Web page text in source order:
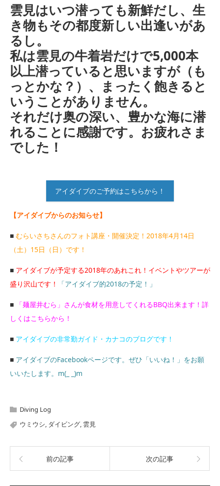
雲見はいつ潜っても新鮮だし、生
き物もその都度新しい出逢いがあ
るし。
私は雲見の牛着岩だけで5,000本
以上潜っていると思いますが（も
っとかな？）、まったく飽きると
いうことがありません。
それだけ奥の深い、豊かな海に潜
れることに感謝です。お疲れさま
でした！
アイダイブのご予約はこちらから！
【アイダイブからのお知らせ】
■ むらいさちさんのフォト講座・開催決定！2018年4月14日
（土）15日（日）です！
■ アイダイブが予定する2018年のあれこれ！イベントやツアーが
盛り沢山です！
「アイダイブ的2018の予定！」
■
「麺屋井むら」さんが食材を用意してくれるBBQ出来ます！詳
しくはこちらから！
■ アイダイブの非常勤ガイド・カナコのブログです！
■ アイダイブのFacebookページです。ぜひ「いいね！」をお願
いいたします。m(_ _)m
Diving Log
ウミウシ, ダイビング, 雲見
前の記事 次の記事